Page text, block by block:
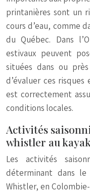
printanières sont un
cours d’eau, comme
du Québec. Dans
estivaux peuvent
situées dans ou
d’évaluer ces
est correctement
conditions locales.
Activités
whistler au
Les activités
déterminant dans le
Whistler, en